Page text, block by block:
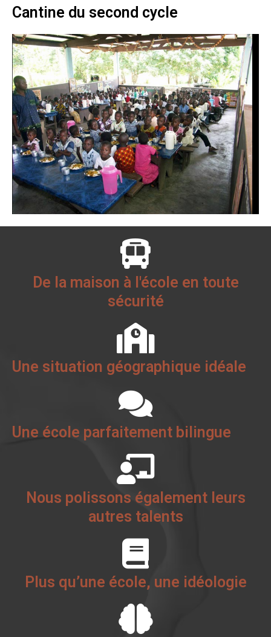
Cantine du second cycle
De la maison à l'école en toute
sécurité
Une situation géographique idéale
Une école parfaitement bilingue
Nous polissons également leurs
autres talents
Plus qu’une école, une idéologie